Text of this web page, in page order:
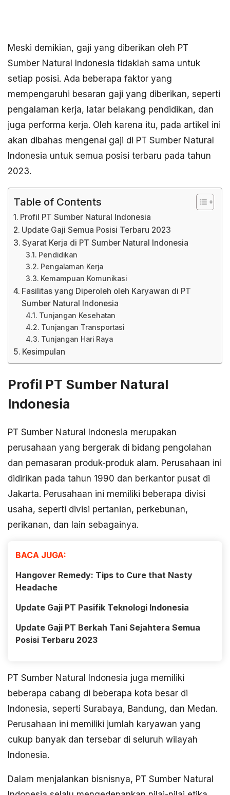
Meski demikian, gaji yang diberikan oleh PT
Sumber Natural Indonesia tidaklah sama untuk
setiap posisi. Ada beberapa faktor yang
mempengaruhi besaran gaji yang diberikan, seperti
pengalaman kerja, latar belakang pendidikan, dan
juga performa kerja. Oleh karena itu, pada artikel ini
akan dibahas mengenai gaji di PT Sumber Natural
Indonesia untuk semua posisi terbaru pada tahun
2023.
Table of Contents
Profil PT Sumber Natural Indonesia
Update Gaji Semua Posisi Terbaru 2023
Syarat Kerja di PT Sumber Natural Indonesia
Pendidikan
Pengalaman Kerja
Kemampuan Komunikasi
Fasilitas yang Diperoleh oleh Karyawan di PT
Sumber Natural Indonesia
Tunjangan Kesehatan
Tunjangan Transportasi
Tunjangan Hari Raya
Kesimpulan
Profil PT Sumber Natural
Indonesia
PT Sumber Natural Indonesia merupakan
perusahaan yang bergerak di bidang pengolahan
dan pemasaran produk-produk alam. Perusahaan ini
didirikan pada tahun 1990 dan berkantor pusat di
Jakarta. Perusahaan ini memiliki beberapa divisi
usaha, seperti divisi pertanian, perkebunan,
perikanan, dan lain sebagainya.
BACA JUGA:
Hangover Remedy: Tips to Cure that Nasty
Headache
Update Gaji PT Pasifik Teknologi Indonesia
Update Gaji PT Berkah Tani Sejahtera Semua
Posisi Terbaru 2023
PT Sumber Natural Indonesia juga memiliki
beberapa cabang di beberapa kota besar di
Indonesia, seperti Surabaya, Bandung, dan Medan.
Perusahaan ini memiliki jumlah karyawan yang
cukup banyak dan tersebar di seluruh wilayah
Indonesia.
Dalam menjalankan bisnisnya, PT Sumber Natural